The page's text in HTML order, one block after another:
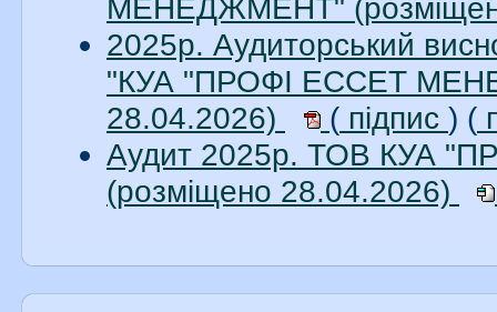
МЕНЕДЖМЕНТ"
2025р. Аудиторський
"КУА "ПРОФІ ЕССЕТ
28.04.2026)
( підпис ) (
Аудит 2025р. ТОВ КУА
(розміщено 28.04.2026)